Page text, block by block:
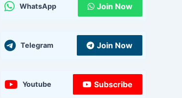
WhatsApp Join Now
Telegram Join Now
Youtube Subscribe